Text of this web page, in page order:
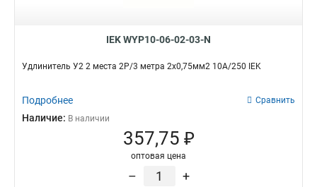
IEK WYP10-06-02-03-N
Удлинитель У2 2 места 2Р/3 метра 2х0,75мм2 10А/250 IEK
Подробнее Сравнить
Наличие: В наличии
357,75 ₽
оптовая цена
– +